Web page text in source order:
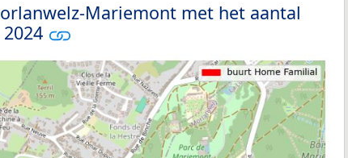
Mariemont met het aantal